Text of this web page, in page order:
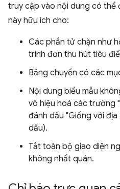
truy cập vào nội dung có thể
này hữu ích cho:
Các phần tử chặn như
trình đơn thu hút tiêu
Băng chuyền có các
Nội dung biểu mẫu
vô hiệu hoá các trường
đánh dấu "Giống với
dấu).
Tắt toàn bộ giao diện
không nhất quán.